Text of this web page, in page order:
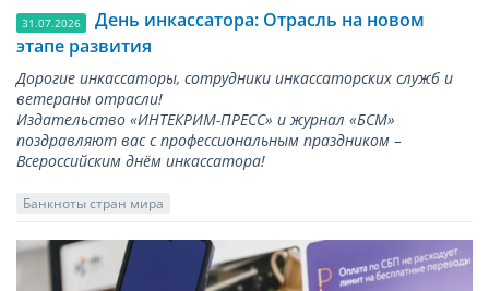
31.07.2026
День инкассатора: Отрасль на новом
этапе развития
Дорогие инкассаторы, сотрудники инкассаторских служб и
ветераны отрасли!
Издательство «ИНТЕКРИМ-ПРЕСС» и журнал «БСМ»
поздравляют вас с профессиональным праздником –
Всероссийским днём инкассатора!
Банкноты стран мира